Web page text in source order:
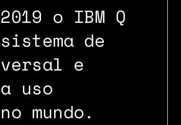
o IBM Q
de
e
uso
mundo.